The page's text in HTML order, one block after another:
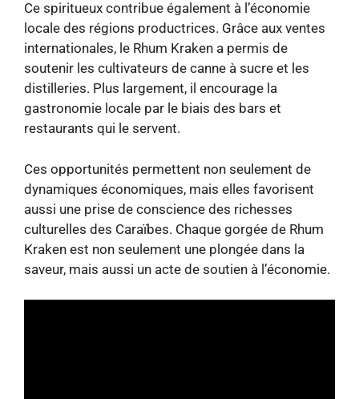
Ce spiritueux contribue également à l’économie
locale des régions productrices. Grâce aux ventes
internationales, le Rhum Kraken a permis de
soutenir les cultivateurs de canne à sucre et les
distilleries. Plus largement, il encourage la
gastronomie locale par le biais des bars et
restaurants qui le servent.
Ces opportunités permettent non seulement de
dynamiques économiques, mais elles favorisent
aussi une prise de conscience des richesses
culturelles des Caraïbes. Chaque gorgée de Rhum
Kraken est non seulement une plongée dans la
saveur, mais aussi un acte de soutien à l’économie.